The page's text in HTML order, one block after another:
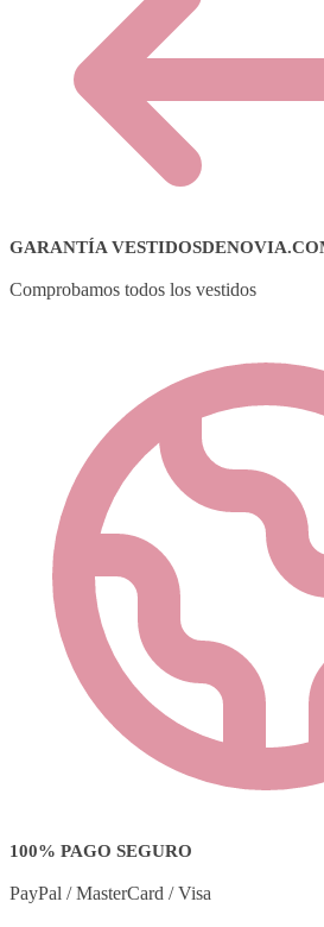
GARANTÍA
Comprobamos todos los vestidos
100% PAGO SEGURO
PayPal / MasterCard / Visa